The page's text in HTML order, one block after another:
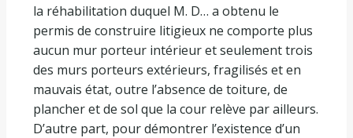
la réhabilitation duquel M. D… a obtenu le
permis de construire litigieux ne comporte plus
aucun mur porteur intérieur et seulement trois
des murs porteurs extérieurs, fragilisés et en
mauvais état, outre l’absence de toiture, de
plancher et de sol que la cour relève par ailleurs.
D’autre part, pour démontrer l’existence d’un